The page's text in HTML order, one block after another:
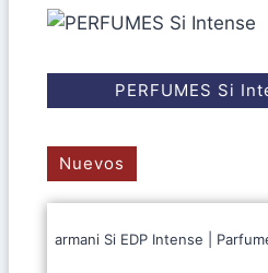
PERFUMES Si
Nuevos
armani Si EDP Intense |